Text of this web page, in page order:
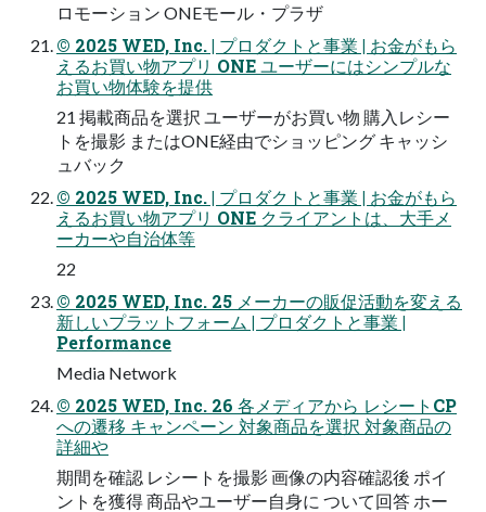
ロモーション ONEモール・プラザ
© 2025 WED, Inc. | プロダクトと事業 | お金がもら
えるお買い物アプリ ONE ユーザーにはシンプルな
お買い物体験を提供
21 掲載商品を選択 ユーザーがお買い物 購入レシー
トを撮影 またはONE経由でショッピング キャッシ
ュバック
© 2025 WED, Inc. | プロダクトと事業 | お金がもら
えるお買い物アプリ ONE クライアントは、大手メ
ーカーや自治体等
22
© 2025 WED, Inc. 25 メーカーの販促活動を変える
新しいプラットフォーム | プロダクトと事業 |
Performance
Media Network
© 2025 WED, Inc. 26 各メディアから レシートCP
への遷移 キャンペーン 対象商品を選択 対象商品の
詳細や
期間を確認 レシートを撮影 画像の内容確認後 ポイ
ントを獲得 商品やユーザー自身に ついて回答 ホー